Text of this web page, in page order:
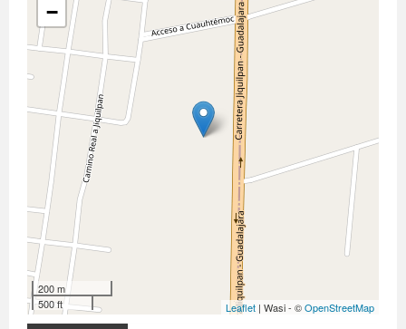
−
200 m
500 ft
Leaflet | Wasi - ©OpenStreetMap